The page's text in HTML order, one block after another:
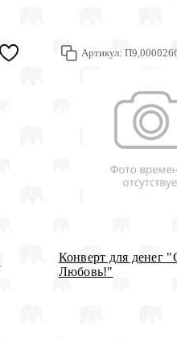
Артикул:
Конверт для денег
Любовь!"